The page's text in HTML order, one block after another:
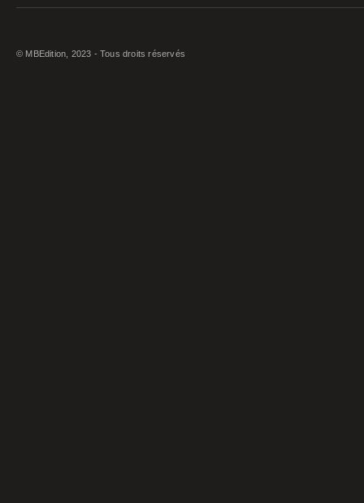
© MBEdition, 2023 - Tous droits réservés